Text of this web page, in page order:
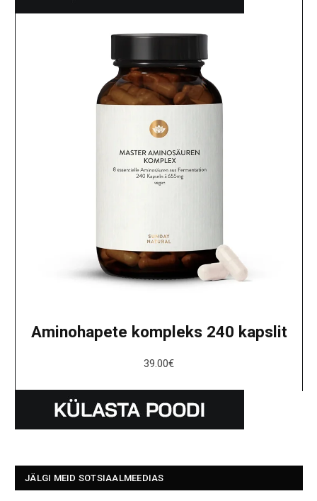
Aminohapete kompleks 240 kapslit
39.00€
JÄLGI MEID SOTSIAALMEEDIAS